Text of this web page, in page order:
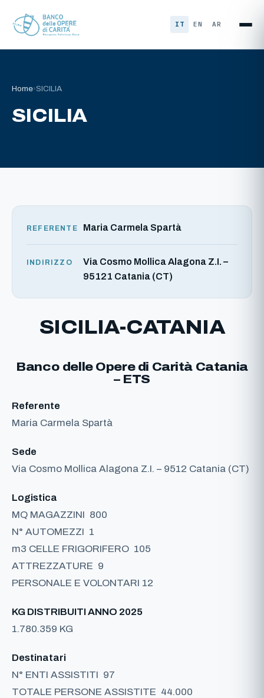
IT EN AR
Home›SICILIA
SICILIA
REFERENTE Maria Carmela Spartà
INDIRIZZO
Via Cosmo Mollica Alagona Z.I. –
95121 Catania (CT)
SICILIA-CATANIA
Banco delle Opere di Carità Catania
– ETS
Referente
Maria Carmela Spartà
Sede
Via Cosmo Mollica Alagona Z.I. – 9512 Catania (CT)
Logistica
MQ MAGAZZINI 800
N° AUTOMEZZI 1
m3 CELLE FRIGORIFERO 105
ATTREZZATURE 9
PERSONALE E VOLONTARI 12
KG DISTRIBUITI ANNO 2025
1.780.359 KG
Destinatari
N° ENTI ASSISTITI 97
TOTALE PERSONE ASSISTITE 44.000